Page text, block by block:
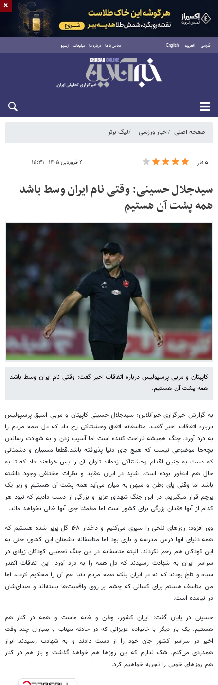
فارسی العربية English تماس با ما درباره ما تبلیغات آرشیو
شنبه ۱۷ مرداد ۱۴۰۵
صفحه اصلی اخبار ورزشی لیگ برتر
۵ نفر ۴ فروردین ۱۴۰۵ - ۱۵:۳۱
سیدجلال حسینی: وقتی نام ایران وسط باشد
همه پشت آن هستیم
کاپیتان و مربی پرسپولیس درباره اتفاقات اخیر گفت: وقتی نام ایران وسط باشد
همه پشت آن هستیم.
به گزارش خبرگزاری خبرآنلاین؛ سیدجلال حسینی کاپیتان و مربی اسبق پرسپولیس
درباره اتفاقات اخیر گفت: متاسفانه اتفاق وحشتناکی رخ داد که دل همه مردم را
به درد آورد. جنگ همیشه ناراحت کننده است اما آسیب زدن و به شهادت رساندن
بچه‌ها موضوعی نیست که هیچ جای دنیا پذیرفته باشد.قطعا مسببان و دشمنانی
که دست به چنین اقدام وحشتناکی زده‌اند تاوان آن را پس خواهند داد که تا به
حال هم اینطور بوده است. شاید در ایران عقاید و نظرات مختلفی وجود داشته
باشد اما وقتی پای وطن و میهن به میان می‌آید همه پشت آن هستیم و زیر یک
پرچم قرار میگیریم. در این جنگ شهدای عزیز و بزرگی از دست دادیم که نبود هر
کدام از آنها فقدان بزرگی برای کشور است اما مطمئنا جای آنها خالی نخواهد ماند.
وی افزود: روزهای تلخی را سپری می‌کنیم و داغدار ۱۶۸ گل پرپر شده هستیم که
همه دنیای آنها درس مدرسه و بازی بود اما متاسفانه دشمنان این کشور، حتی به
این کودکان هم رحم نکردند. البته متاسفانه در این جنگ تحمیلی کودکان زیادی در
سراسر ایران به شهادت رسیدند که دل همه را به درد آورد. این اتفاقات آنقدر
سیاه و تلخ بودند که نه در ایران بلکه همه مردم دنیا هم آن را محکوم کردند اما
من متاسف هستم برای کسانی که چشم بر روی واقعیت‌ها بسته‌اند و صدای‌شان
در نیامده است.
حسینی در پایان گفت: ایران کشور، وطن و خانه ماست و همه در کنار هم
هستیم. یک بار دیگر با خانواده عزیزانی که در حادثه میناب و بمباران چند وقت
اخیر در سراسر کشور جان خود را از دست دادند و به شهادت رسیدند ابراز
همدردی می‌کنم. شک ندارم که این روزها هم خواهد گذشت و باز هم در کنار
هم روزهای خوبی را تجربه خواهیم کرد.
×